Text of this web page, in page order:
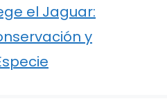
el Jaguar:
y